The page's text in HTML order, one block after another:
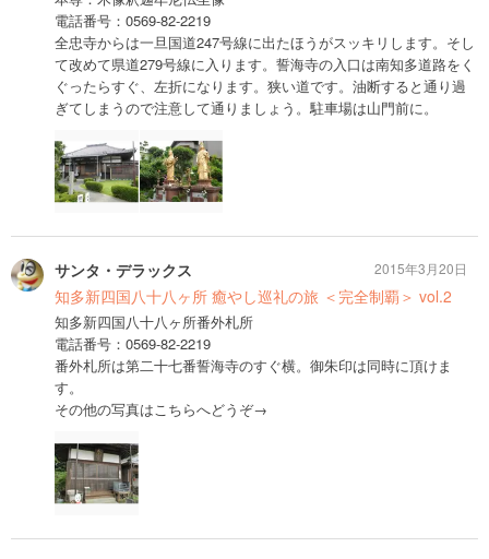
電話番号：0569-82-2219
全忠寺からは一旦国道247号線に出たほうがスッキリします。そし
て改めて県道279号線に入ります。誓海寺の入口は南知多道路をく
ぐったらすぐ、左折になります。狭い道です。油断すると通り過
ぎてしまうので注意して通りましょう。駐車場は山門前に。
サンタ・デラックス
知多新四国八十八ヶ所 癒やし巡礼の旅 ＜完全制覇＞ vol.2
知多新四国八十八ヶ所番外札所
電話番号：0569-82-2219
番外札所は第二十七番誓海寺のすぐ横。御朱印は同時に頂けま
す。
その他の写真はこちらへどうぞ→
2015年3月20日